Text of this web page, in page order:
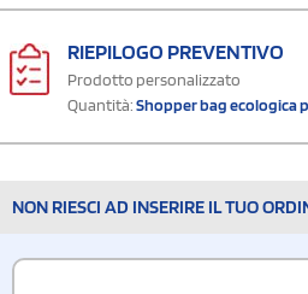
RIEPILOGO PREVENTIVO
Prodotto personalizzato
Quantità:Shopper bag ecologica
NON RIESCI AD INSERIRE IL TUO